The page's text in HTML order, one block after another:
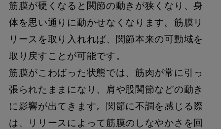
筋膜が硬くなると関節の動きが狭くなり、身
体を思い通りに動かせなくなります。筋膜リ
リースを取り入れれば、関節本来の可動域を
取り戻すことが可能です。
筋膜がこわばった状態では、筋肉が常に引っ
張られたままになり、肩や股関節などの動き
に影響が出てきます。関節に不調を感じる際
は、リリースによって筋膜のしなやかさを回